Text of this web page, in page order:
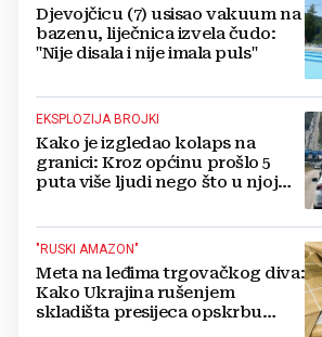
Djevojčicu (7) usisao vakuum na
bazenu, liječnica izvela čudo:
"Nije disala i nije imala puls"
EKSPLOZIJA BROJKI
Kako je izgledao kolaps na
granici: Kroz općinu prošlo 5
puta više ljudi nego što u njoj
"RUSKI AMAZON"
Meta na leđima trgovačkog diva:
Kako Ukrajina rušenjem
skladišta presijeca opskrbu